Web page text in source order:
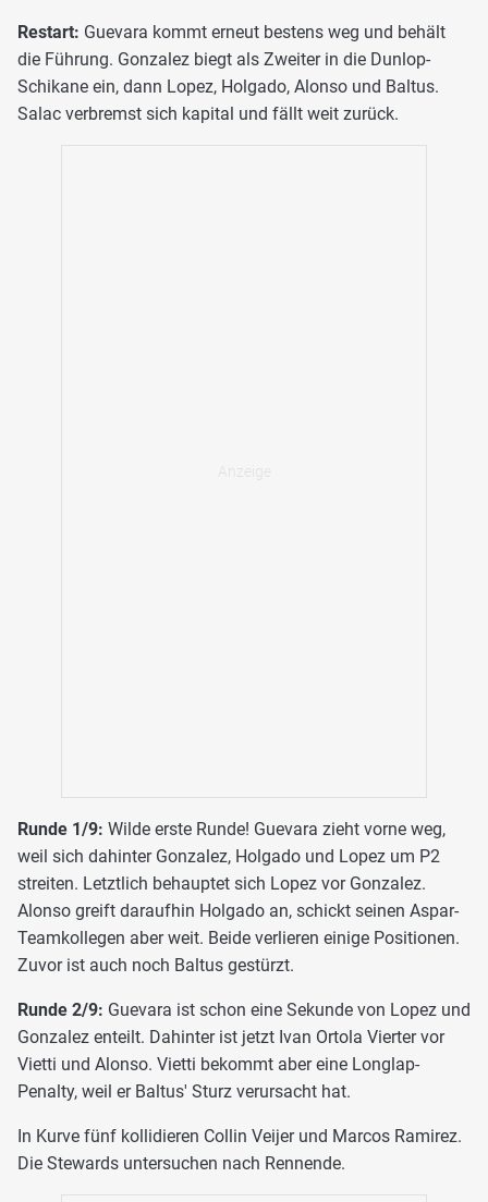
Restart: Guevara kommt erneut bestens weg und behält
die Führung. Gonzalez biegt als Zweiter in die Dunlop-
Schikane ein, dann Lopez, Holgado, Alonso und Baltus.
Salac verbremst sich kapital und fällt weit zurück.
Runde 1/9: Wilde erste Runde! Guevara zieht vorne weg,
weil sich dahinter Gonzalez, Holgado und Lopez um P2
streiten. Letztlich behauptet sich Lopez vor Gonzalez.
Alonso greift daraufhin Holgado an, schickt seinen Aspar-
Teamkollegen aber weit. Beide verlieren einige Positionen.
Zuvor ist auch noch Baltus gestürzt.
Runde 2/9: Guevara ist schon eine Sekunde von Lopez und
Gonzalez enteilt. Dahinter ist jetzt Ivan Ortola Vierter vor
Vietti und Alonso. Vietti bekommt aber eine Longlap-
Penalty, weil er Baltus' Sturz verursacht hat.
In Kurve fünf kollidieren Collin Veijer und Marcos Ramirez.
Die Stewards untersuchen nach Rennende.